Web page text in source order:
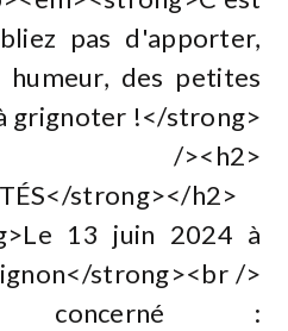
pas d'apporter,
des petites
grignoter !</strong>
/><h2>
strong></h2>
13 juin 2024 à
strong><br />
concerné :